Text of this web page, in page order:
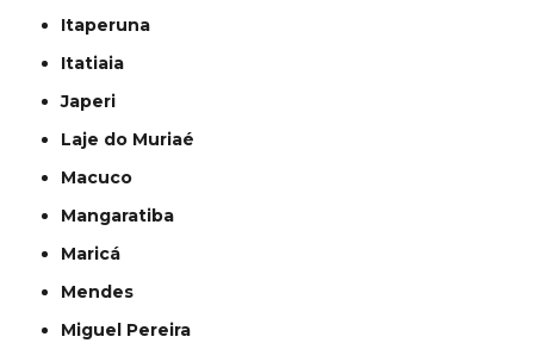
Itaperuna
Itatiaia
Japeri
Laje do Muriaé
Macuco
Mangaratiba
Maricá
Mendes
Miguel Pereira